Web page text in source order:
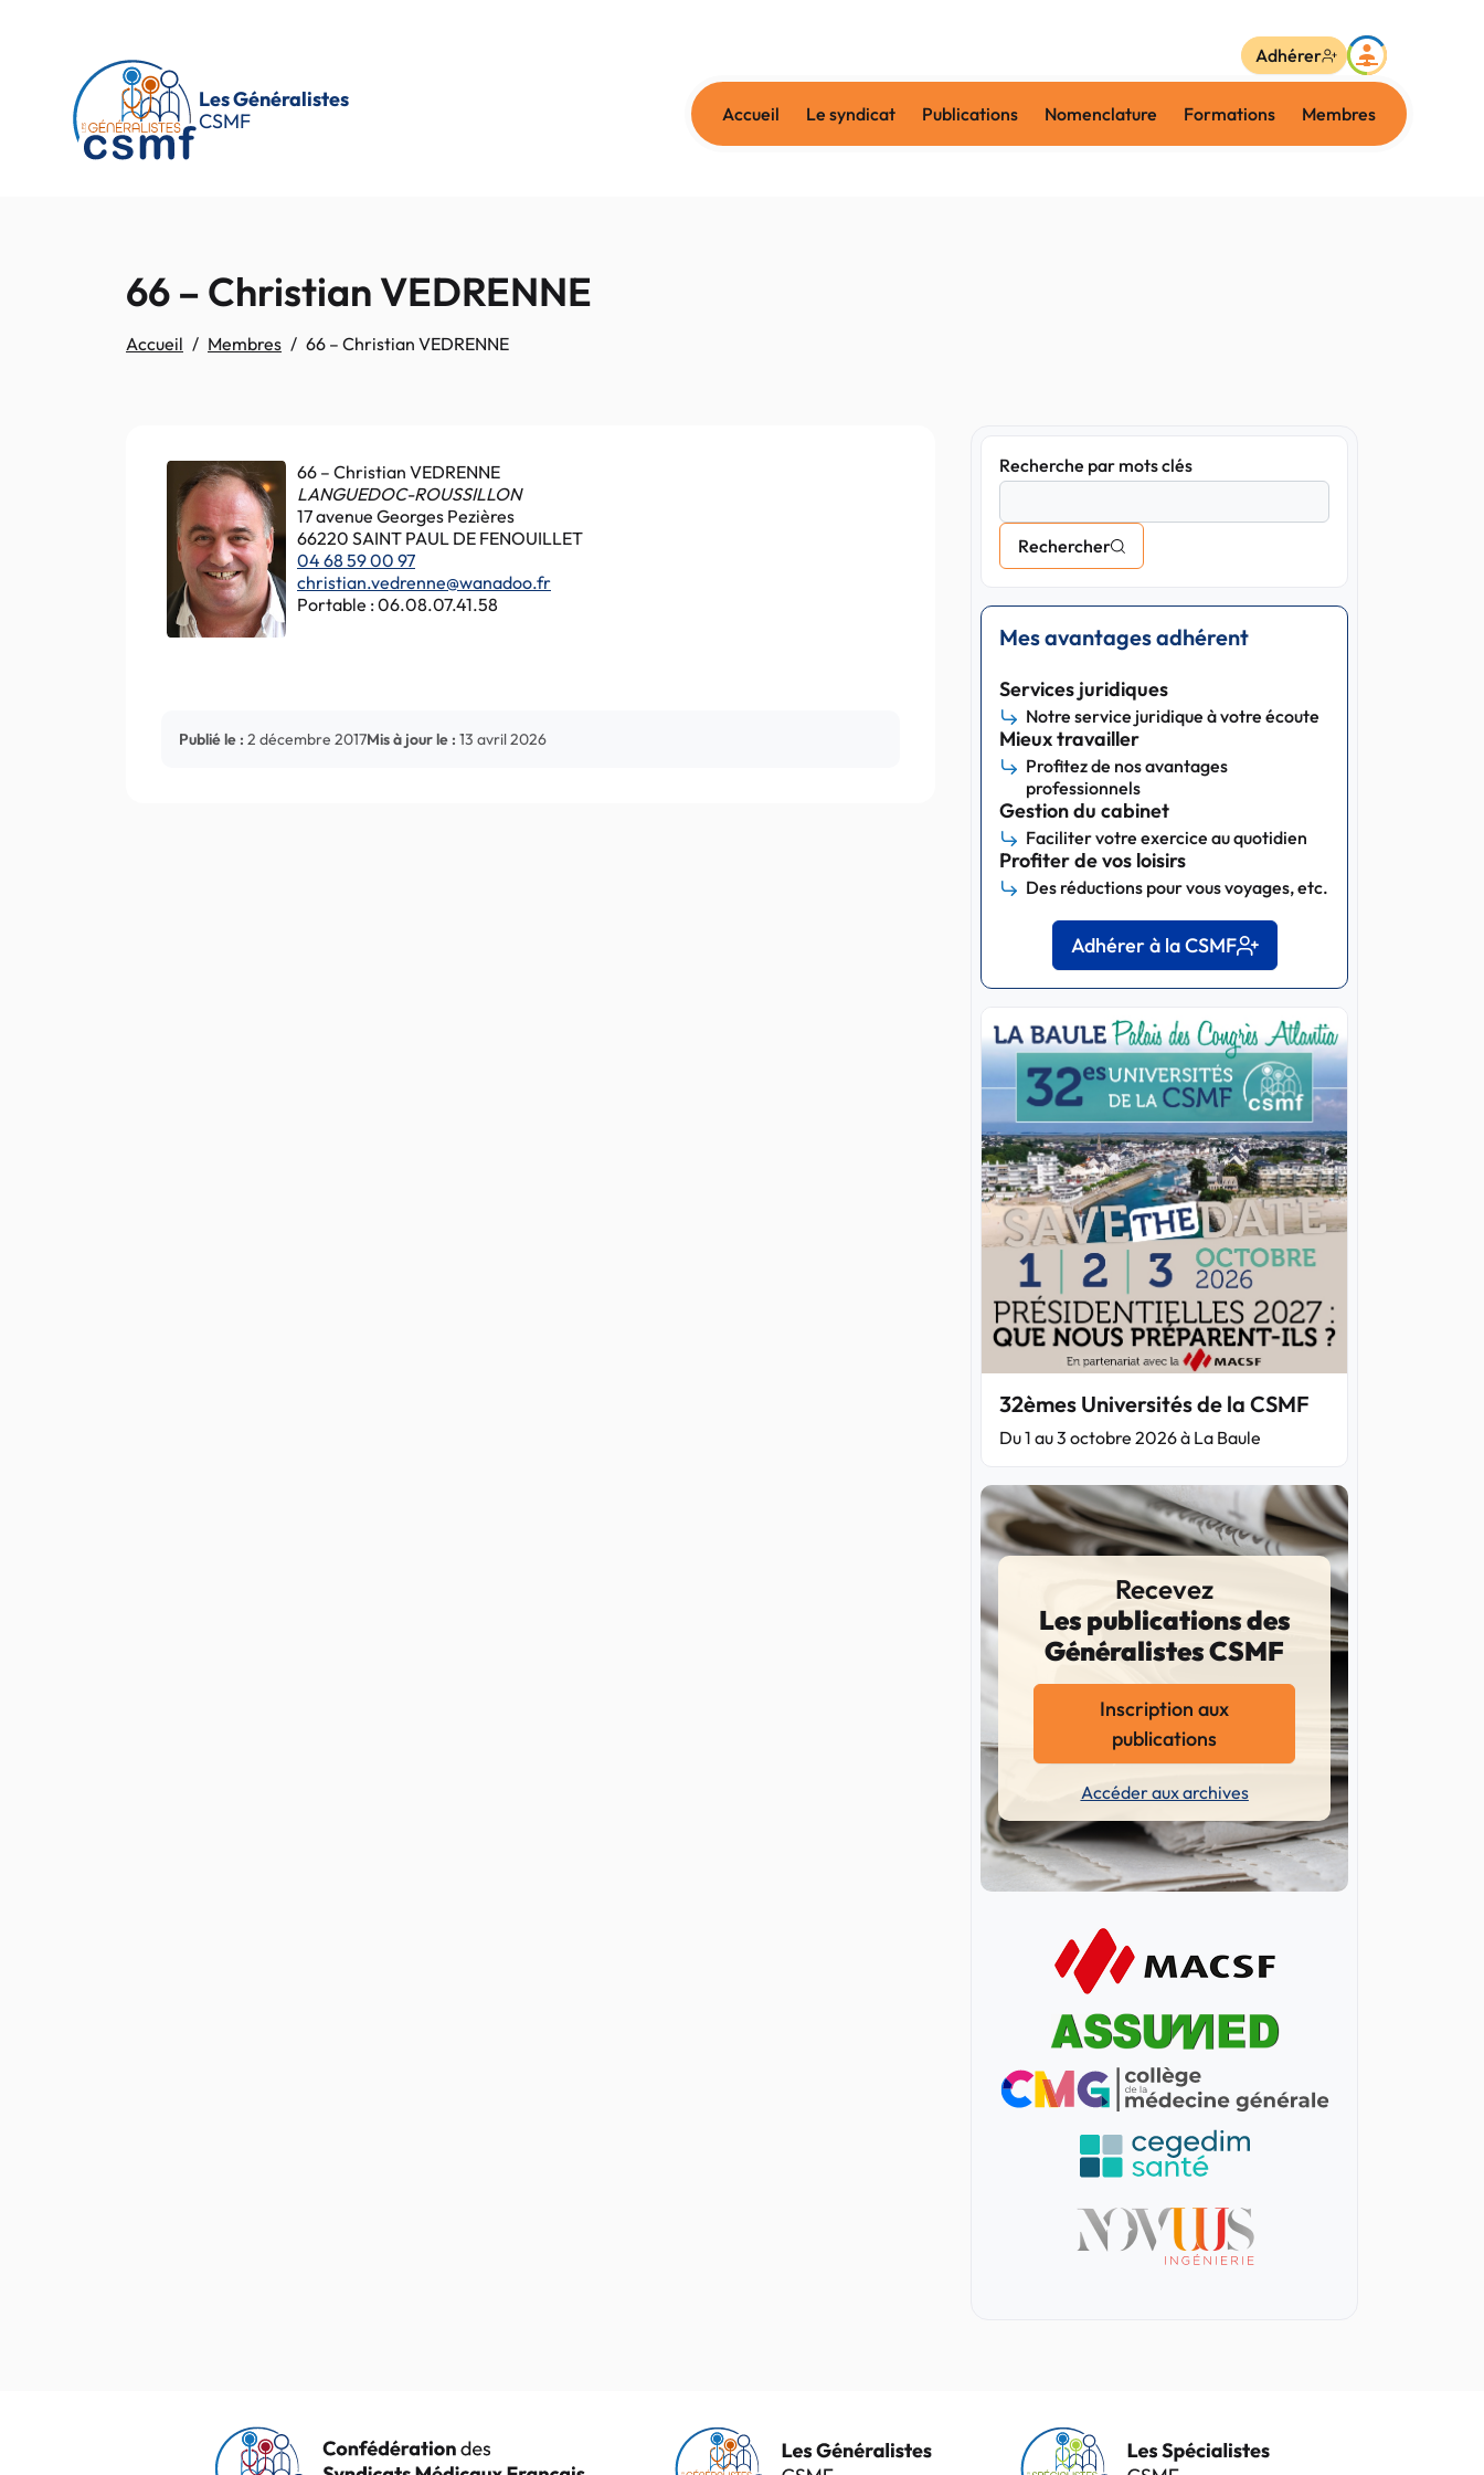
Les Généralistes
CSMF
Accueil Le syndicat Publications Nomenclature Formations Membres
Adhérer
66 – Christian VEDRENNE
Accueil Membres 66 – Christian VEDRENNE
66 – Christian VEDRENNE
LANGUEDOC-ROUSSILLON
17 avenue Georges Pezières
66220 SAINT PAUL DE FENOUILLET
04 68 59 00 97
christian.vedrenne@wanadoo.fr
Portable : 06.08.07.41.58
Publié le : 2 décembre 2017Mis à jour le : 13 avril 2026
Recherche par mots clés
Rechercher
Mes avantages adhérent
Services juridiques
Notre service juridique à votre écoute
Mieux travailler
Profitez de nos avantages
professionnels
Gestion du cabinet
Faciliter votre exercice au quotidien
Profiter de vos loisirs
Des réductions pour vous voyages, etc.
Adhérer à la CSMF
32èmes Universités de la CSMF
Du 1 au 3 octobre 2026 à La Baule
Recevez
Les publications des
Généralistes CSMF
Inscription aux
publications
Accéder aux archives